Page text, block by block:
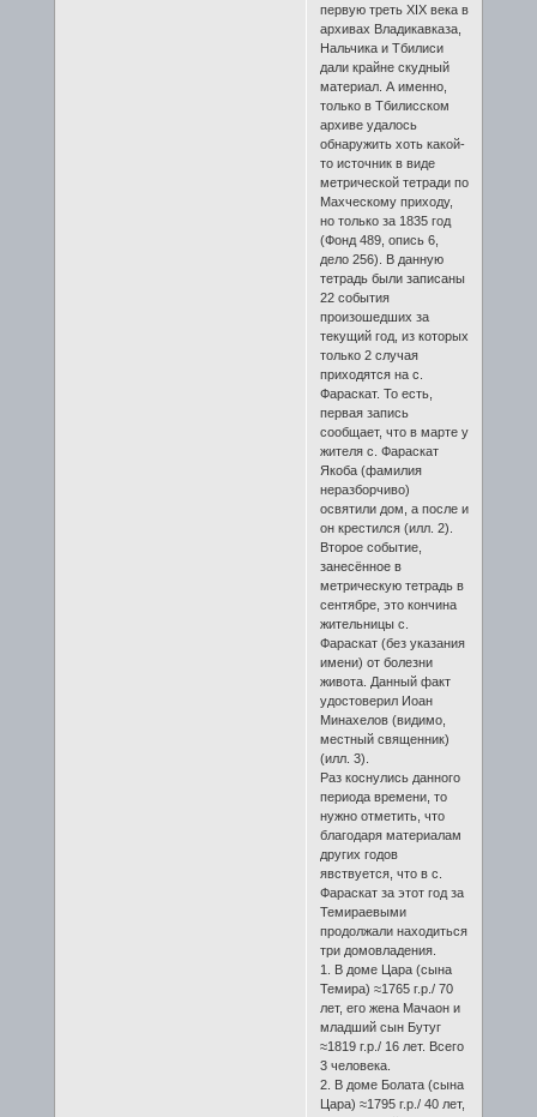
первую треть XIX века в
архивах Владикавказа,
Нальчика и Тбилиси
дали крайне скудный
материал. А именно,
только в Тбилисском
архиве удалось
обнаружить хоть какой-
то источник в виде
метрической тетради по
Махческому приходу,
но только за 1835 год
(Фонд 489, опись 6,
дело 256). В данную
тетрадь были записаны
22 события
произошедших за
текущий год, из которых
только 2 случая
приходятся на с.
Фараскат. То есть,
первая запись
сообщает, что в марте у
жителя с. Фараскат
Якоба (фамилия
неразборчиво)
освятили дом, а после и
он крестился (илл. 2).
Второе событие,
занесённое в
метрическую тетрадь в
сентябре, это кончина
жительницы с.
Фараскат (без указания
имени) от болезни
живота. Данный факт
удостоверил Иоан
Минахелов (видимо,
местный священник)
(илл. 3).
Раз коснулись данного
периода времени, то
нужно отметить, что
благодаря материалам
других годов
явствуется, что в с.
Фараскат за этот год за
Темираевыми
продолжали находиться
три домовладения.
1. В доме Цара (сына
Темира) ≈1765 г.р./ 70
лет, его жена Мачаон и
младший сын Бутуг
≈1819 г.р./ 16 лет. Всего
3 человека.
2. В доме Болата (сына
Цара) ≈1795 г.р./ 40 лет,